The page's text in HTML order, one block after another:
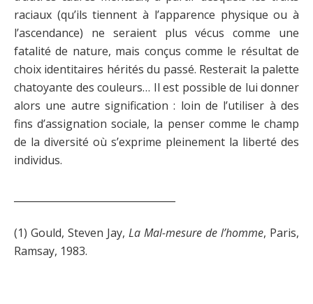
raciaux (qu’ils tiennent à l’apparence physique ou à
l’ascendance) ne seraient plus vécus comme une
fatalité de nature, mais conçus comme le résultat de
choix identitaires hérités du passé. Resterait la palette
chatoyante des couleurs… Il est possible de lui donner
alors une autre signification : loin de l’utiliser à des
fins d’assignation sociale, la penser comme le champ
de la diversité où s’exprime pleinement la liberté des
individus.
(1) Gould, Steven Jay, La Mal-mesure de l’homme, Paris,
Ramsay, 1983.